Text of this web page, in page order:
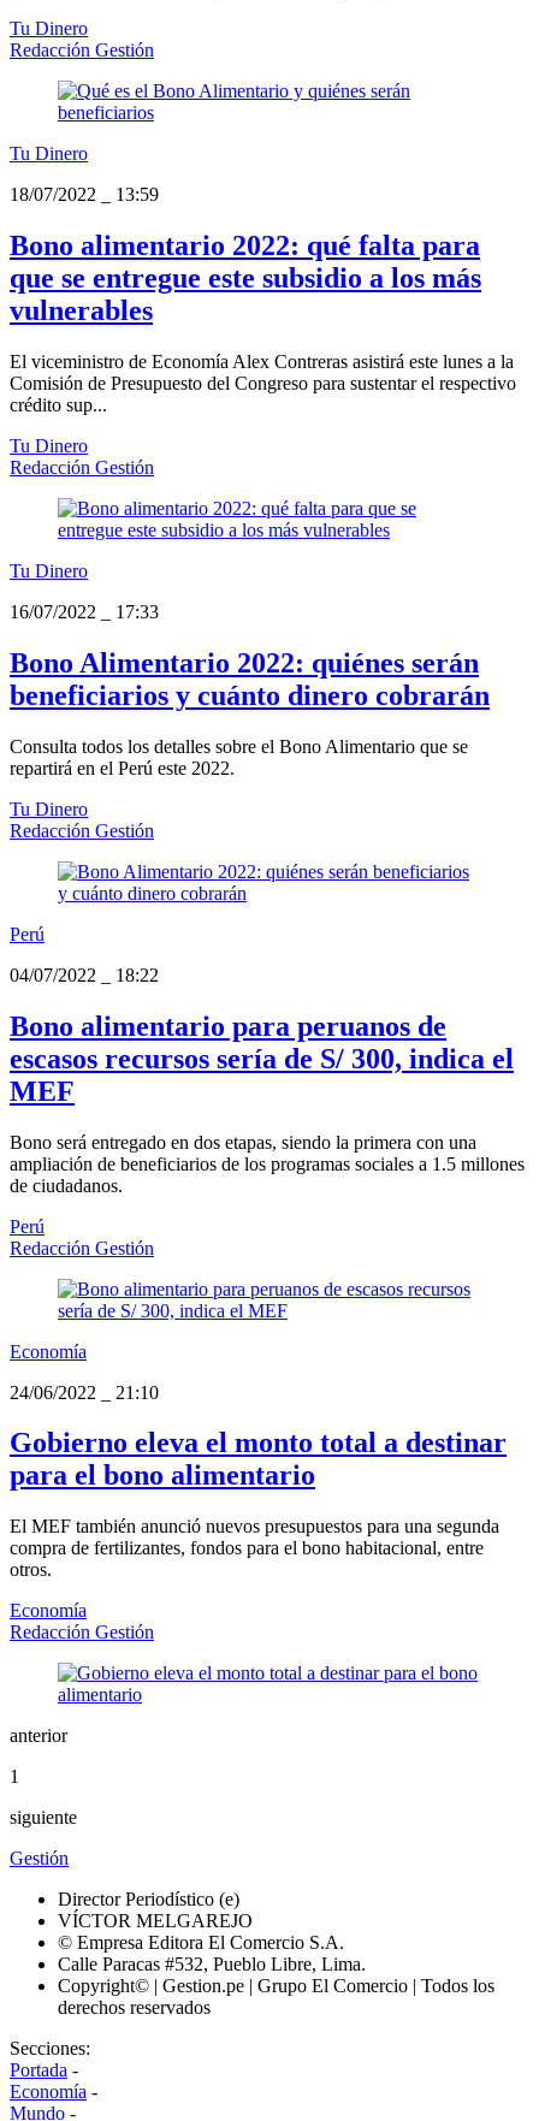
Tu Dinero
Redacción Gestión
Tu Dinero
18/07/2022
13:59
Bono alimentario 2022: qué falta para
que se entregue este subsidio a los más
vulnerables
El viceministro de Economía Alex Contreras asistirá este lunes a la
Comisión de Presupuesto del Congreso para sustentar el respectivo
crédito sup...
Tu Dinero
Redacción Gestión
Tu Dinero
16/07/2022
17:33
Bono Alimentario 2022: quiénes serán
beneficiarios y cuánto dinero cobrarán
Consulta todos los detalles sobre el Bono Alimentario que se
repartirá en el Perú este 2022.
Tu Dinero
Redacción Gestión
Perú
04/07/2022
18:22
Bono alimentario para peruanos de
escasos recursos sería de S/ 300, indica el
MEF
Bono será entregado en dos etapas, siendo la primera con una
ampliación de beneficiarios de los programas sociales a 1.5 millones
de ciudadanos.
Perú
Redacción Gestión
Economía
24/06/2022
21:10
Gobierno eleva el monto total a destinar
para el bono alimentario
El MEF también anunció nuevos presupuestos para una segunda
compra de fertilizantes, fondos para el bono habitacional, entre
otros.
Economía
Redacción Gestión
anterior
1
siguiente
Gestión
Director Periodístico (e)
VÍCTOR MELGAREJO
© Empresa Editora El Comercio S.A.
Calle Paracas #532, Pueblo Libre, Lima.
Copyright© | Gestion.pe | Grupo El Comercio | Todos los
derechos reservados
Secciones:
Portada -
Economía -
Mundo -